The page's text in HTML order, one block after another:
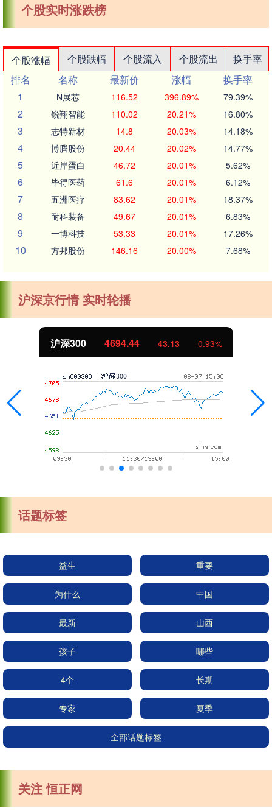
个股实时涨跌榜
个股涨幅 个股跌幅 个股流入 个股流出
换手率
排名
名称 最新价 涨幅
换手率
1
N展芯 116.52 396.89% 79.39%
2 锐翔智能 110.02 20.21% 16.80%
3 志特新材 14.8 20.03% 14.18%
4 博腾股份 20.44 20.02% 14.77%
5 近岸蛋白 46.72 20.01% 5.62%
6 毕得医药 61.6 20.01% 6.12%
7 五洲医疗 83.62 20.01% 18.37%
8 耐科装备 49.67 20.01% 6.83%
9 一博科技 53.33 20.01% 17.26%
10 方邦股份 146.16 20.00% 7.68%
沪深京行情 实时轮播
沪深300 4694.44 43.13 0.93%
话题标签
益生 重要
为什么 中国
最新 山西
孩子 哪些
4个 长期
专家 夏季
全部话题标签
关注 恒正网